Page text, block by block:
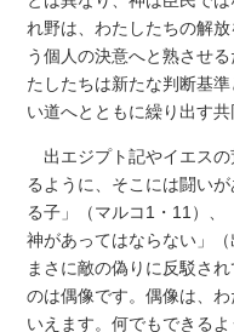
れ野は、わたしたちの解
う個人の決意へと熟させ
たしたちは新たな判断基
い道へとともに繰り出す共
出エジプト記やイエスの
るように、そこには闘い
る子」（マルコ1・11）、
神があってはならない」
まさに敵の偽りに反駁さ
のは偶像です。偶像は、
いえます。何でもできる